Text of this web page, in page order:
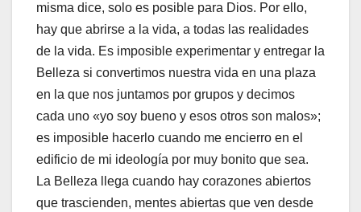
misma dice, solo es posible para Dios. Por ello,
hay que abrirse a la vida, a todas las realidades
de la vida. Es imposible experimentar y entregar la
Belleza si convertimos nuestra vida en una plaza
en la que nos juntamos por grupos y decimos
cada uno «yo soy bueno y esos otros son malos»;
es imposible hacerlo cuando me encierro en el
edificio de mi ideología por muy bonito que sea.
La Belleza llega cuando hay corazones abiertos
que trascienden, mentes abiertas que ven desde